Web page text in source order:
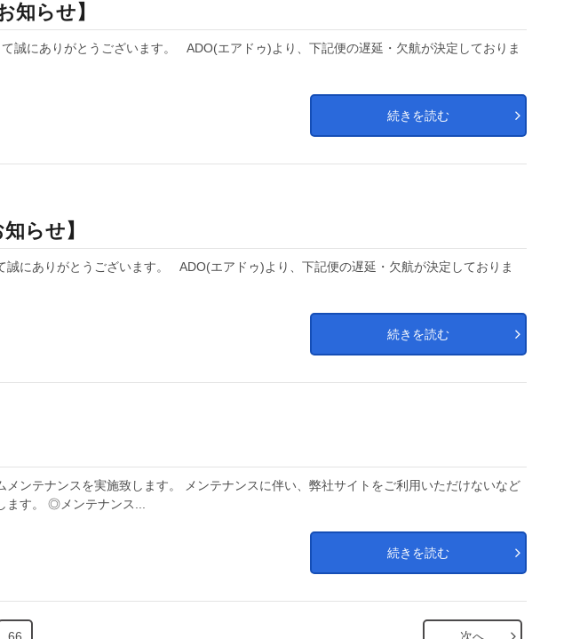
らせ】
にありがとうございます。 ADO(エアドゥ)より、下記便の遅延・欠航が決定しておりま
続きを読む
らせ】
ありがとうございます。 ADO(エアドゥ)より、下記便の遅延・欠航が決定しておりま
続きを読む
ンテナンスを実施致します。 メンテナンスに伴い、弊社サイトをご利用いただけないなど
ます。 ◎メンテナンス...
続きを読む